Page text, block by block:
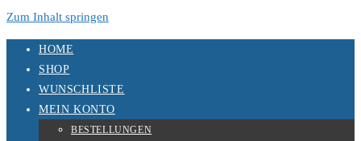
Zum Inhalt springen
HOME
SHOP
WUNSCHLISTE
MEIN KONTO
BESTELLUNGEN